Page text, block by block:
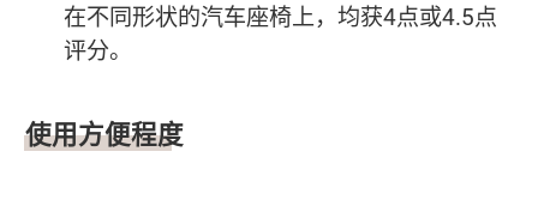
在不同形状的汽车座椅上，均获4点或4.5点
评分。
使用方便程度